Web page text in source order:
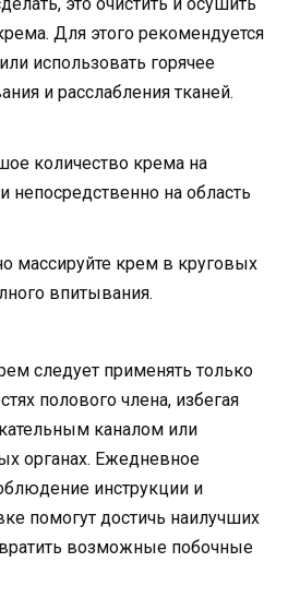
Для этого рекомендуется
использовать горячее
и расслабления тканей.
количество крема на
непосредственно на область
массируйте крем в круговых
впитывания.
следует применять только
полового члена, избегая
каналом или
органах. Ежедневное
инструкции и
помогут достичь наилучших
возможные побочные